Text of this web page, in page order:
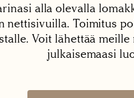
alla olevalla
nettisivuilla. Toimitus
Voit lähettää
julkaisemaasi